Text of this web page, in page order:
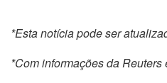
*Esta notícia pode ser
*Com informações da Reuters